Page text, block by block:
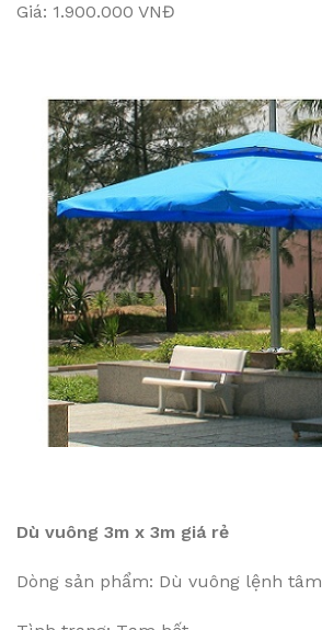
Giá: 1.900.000 VNĐ
Dù vuông 3m x 3m giá rẻ
Dòng sản phẩm: Dù vuông lệnh tâm